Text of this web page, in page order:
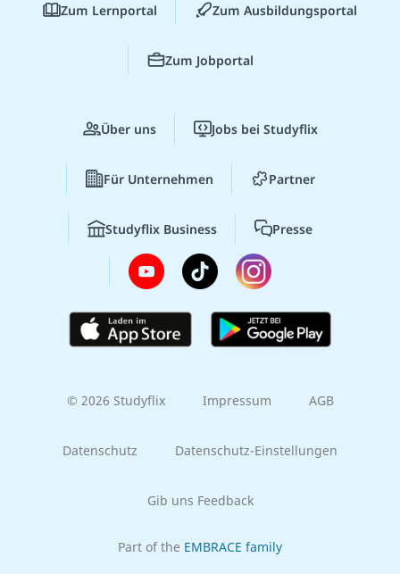
Zum Lernportal Zum Ausbildungsportal
Zum Jobportal
Über uns Jobs bei Studyflix
Für Unternehmen Partner
Studyflix Business Presse
© 2026 Studyflix Impressum AGB
Datenschutz Datenschutz-Einstellungen
Gib uns Feedback
Part of the EMBRACE family